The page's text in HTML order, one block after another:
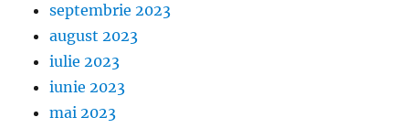
septembrie 2023
august 2023
iulie 2023
iunie 2023
mai 2023